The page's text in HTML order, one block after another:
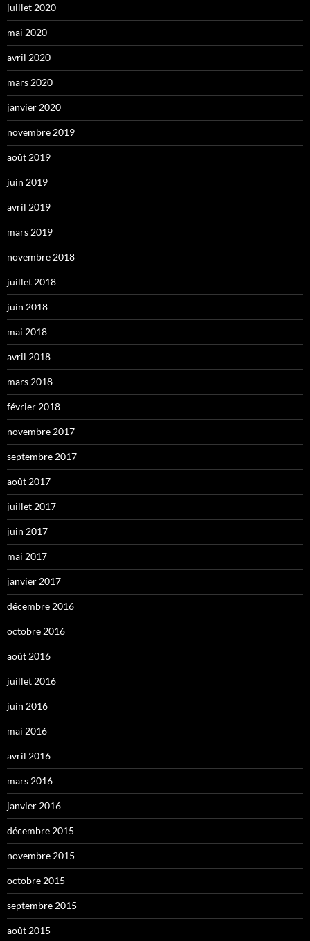
juillet 2020
mai 2020
avril 2020
mars 2020
janvier 2020
novembre 2019
août 2019
juin 2019
avril 2019
mars 2019
novembre 2018
juillet 2018
juin 2018
mai 2018
avril 2018
mars 2018
février 2018
novembre 2017
septembre 2017
août 2017
juillet 2017
juin 2017
mai 2017
janvier 2017
décembre 2016
octobre 2016
août 2016
juillet 2016
juin 2016
mai 2016
avril 2016
mars 2016
janvier 2016
décembre 2015
novembre 2015
octobre 2015
septembre 2015
août 2015